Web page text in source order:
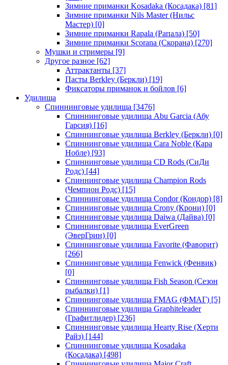
Зимние приманки Kosadaka (Косадака) [81]
Зимние приманки Nils Master (Нильс
Мастер) [0]
Зимние приманки Rapala (Рапала) [50]
Зимние приманки Scorana (Скорана) [270]
Мушки и стримеры [9]
Другое разное [62]
Аттрактанты [37]
Пасты Berkley (Беркли) [19]
Фиксаторы приманок и бойлов [6]
Удилища
Спиннинговые удилища [3476]
Спиннинговые удилища Abu Garcia (Абу
Гарсия) [16]
Спиннинговые удилища Berkley (Беркли) [0]
Спиннинговые удилища Cara Noble (Кара
Нобле) [93]
Спиннинговые удилища CD Rods (СиДи
Родс) [44]
Спиннинговые удилища Champion Rods
(Чемпион Родс) [15]
Спиннинговые удилища Condor (Кондор) [8]
Спиннинговые удилища Crony (Крони) [0]
Спиннинговые удилища Daiwa (Дайва) [0]
Спиннинговые удилища EverGreen
(ЭверГрин) [0]
Спиннинговые удилища Favorite (Фаворит)
[266]
Спиннинговые удилища Fenwick (Фенвик)
[0]
Спиннинговые удилища Fish Season (Сезон
рыбалки) [1]
Спиннинговые удилища FMAG (ФМАГ) [5]
Спиннинговые удилища Graphiteleader
(Графитлидер) [236]
Спиннинговые удилища Hearty Rise (Херти
Райз) [144]
Спиннинговые удилища Kosadaka
(Косадака) [498]